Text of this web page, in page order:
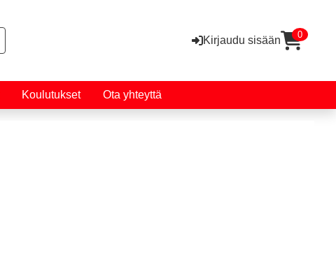
Kirjaudu sisään 0
Koulutukset Ota yhteyttä